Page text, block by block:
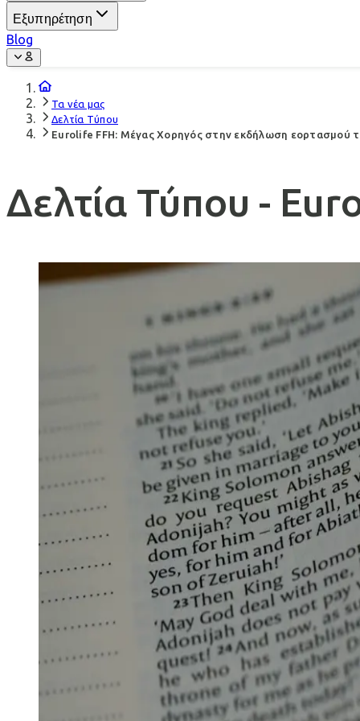
Εξυπηρέτηση
Blog
Τα νέα μας
Δελτία Τύπου
Eurolife FFH: Μέγας Χορηγός στην εκδήλωση εορτασμού
Δελτία Τύπου -